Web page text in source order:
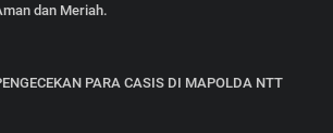
dan Meriah.
PARA CASIS DI MAPOLDA NTT